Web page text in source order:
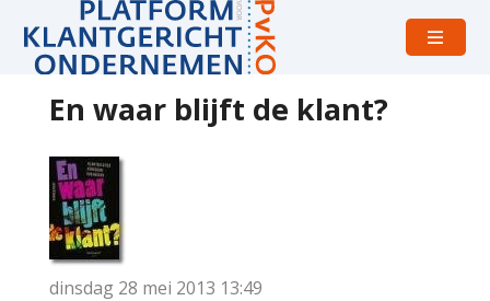
Open
En waar blijft de klant?
dinsdag 28 mei 2013 13:49